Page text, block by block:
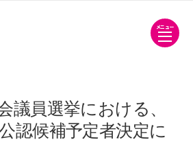
メニュー
議員選挙における、
認候補予定者決定に